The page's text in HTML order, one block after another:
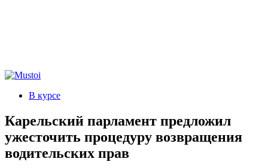
В курсе
Карельский парламент предложил
ужесточить процедуру возвращения
водительских прав